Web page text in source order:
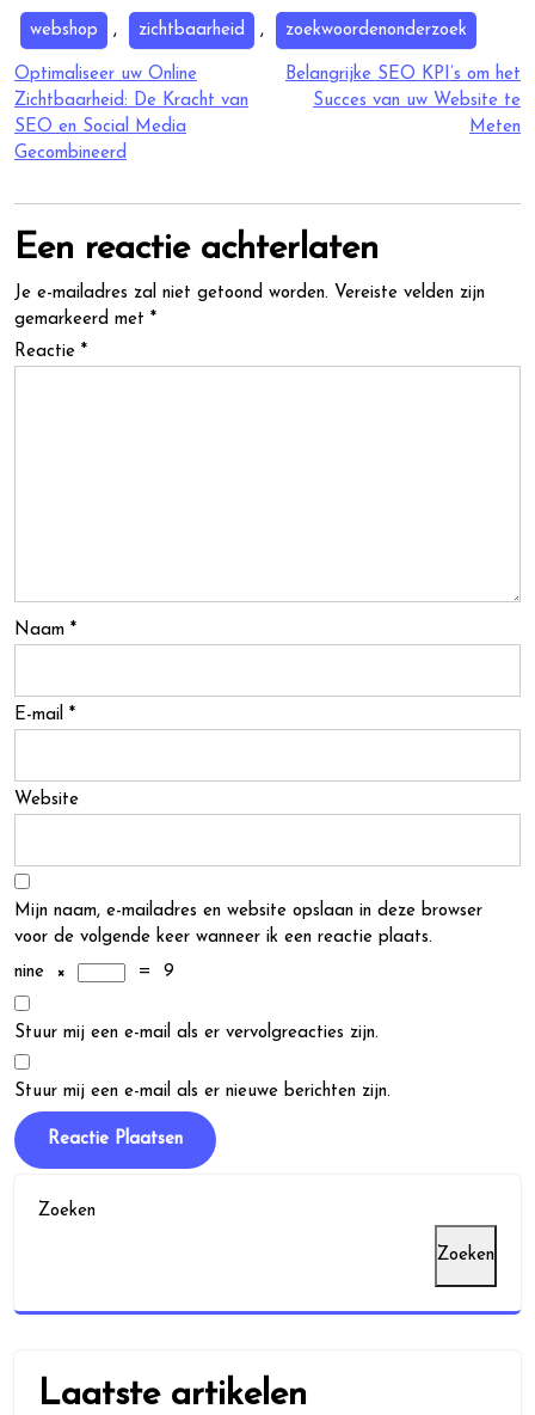
webshop , zichtbaarheid , zoekwoordenonderzoek
Berichtnavigatie
Optimaliseer uw Online
Zichtbaarheid: De Kracht van
SEO en Social Media
Gecombineerd
Belangrijke SEO KPI’s om het
Succes van uw Website te
Meten
Een reactie achterlaten
Je e-mailadres zal niet getoond worden. Vereiste velden zijn
gemarkeerd met *
Reactie *
Naam *
E-mail *
Website
Mijn naam, e-mailadres en website opslaan in deze browser
voor de volgende keer wanneer ik een reactie plaats.
nine
× = 9
Stuur mij een e-mail als er vervolgreacties zijn.
Stuur mij een e-mail als er nieuwe berichten zijn.
Zoeken
Zoeken
Laatste artikelen